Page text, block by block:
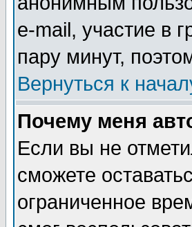
e-mail, участие в
пару минут,
Вернуться к
Почему меня
Если вы не
сможете
ограниченное